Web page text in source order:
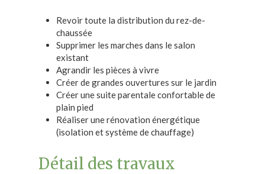
Revoir toute la distribution du rez-de-
chaussée
Supprimer les marches dans le salon
existant
Agrandir les pièces à vivre
Créer de grandes ouvertures sur le jardin
Créer une suite parentale confortable de
plain pied
Réaliser une rénovation énergétique
(isolation et système de chauffage)
Détail des travaux